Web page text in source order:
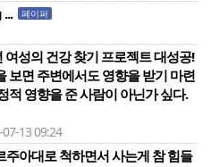
페이퍼
성의 건강 찾기 프로젝트 대성공!
보면 주변에서도 영향을 받기 마련
적 영향을 준 사람이 아닌가 싶다.
13 09:24
아대로 척하면서 사는게 참 힘들